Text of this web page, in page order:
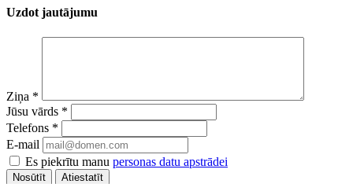
Uzdot jautājumu
Ziņa *
Jūsu vārds *
Telefons *
E-mail
Es piekrītu manu personas datu apstrādei
Atiestatīt